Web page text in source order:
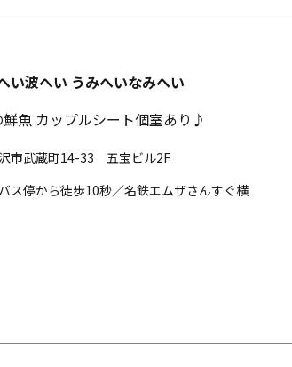
い波へい うみへいなみへい
魚 カップルシート個室あり♪
市武蔵町14-33 五宝ビル2F
ス停から徒歩10秒／名鉄エムザさんすぐ横